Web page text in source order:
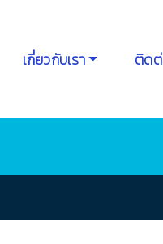
เกี่ยวกับเรา ติดต่